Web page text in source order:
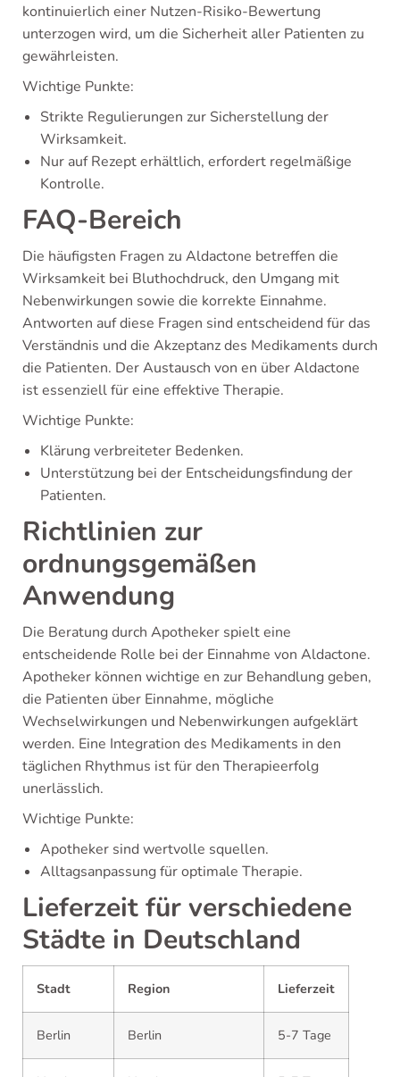
kontinuierlich einer Nutzen-Risiko-Bewertung
unterzogen wird, um die Sicherheit aller Patienten zu
gewährleisten.
Wichtige Punkte:
Strikte Regulierungen zur Sicherstellung der
Wirksamkeit.
Nur auf Rezept erhältlich, erfordert regelmäßige
Kontrolle.
FAQ-Bereich
Die häufigsten Fragen zu Aldactone betreffen die
Wirksamkeit bei Bluthochdruck, den Umgang mit
Nebenwirkungen sowie die korrekte Einnahme.
Antworten auf diese Fragen sind entscheidend für das
Verständnis und die Akzeptanz des Medikaments durch
die Patienten. Der Austausch von en über Aldactone
ist essenziell für eine effektive Therapie.
Wichtige Punkte:
Klärung verbreiteter Bedenken.
Unterstützung bei der Entscheidungsfindung der
Patienten.
Richtlinien zur
ordnungsgemäßen
Anwendung
Die Beratung durch Apotheker spielt eine
entscheidende Rolle bei der Einnahme von Aldactone.
Apotheker können wichtige en zur Behandlung geben,
die Patienten über Einnahme, mögliche
Wechselwirkungen und Nebenwirkungen aufgeklärt
werden. Eine Integration des Medikaments in den
täglichen Rhythmus ist für den Therapieerfolg
unerlässlich.
Wichtige Punkte:
Apotheker sind wertvolle squellen.
Alltagsanpassung für optimale Therapie.
Lieferzeit für verschiedene
Städte in Deutschland
Stadt Region Lieferzeit
Berlin Berlin 5-7 Tage